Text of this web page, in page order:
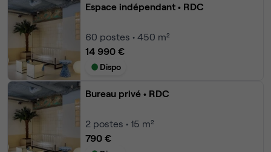
Espace indépendant • RDC
60 postes • 450 m²
14 990 €
Dispo
Bureau privé • RDC
2 postes • 15 m²
790 €